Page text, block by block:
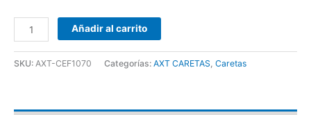
Añadir al carrito
SKU: AXT-CEF1070 Categorías: AXT CARETAS, Caretas